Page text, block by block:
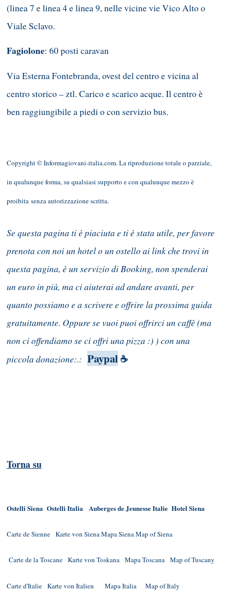
(linea 7 e linea 4 e linea 9, nelle vicine vie Vico Alto o
Viale Sclavo.
Fagiolone: 60 posti caravan
Via Esterna Fontebranda, ovest del centro e vicina al
centro storico – ztl. Carico e scarico acque. Il centro è
ben raggiungibile a piedi o con servizio bus.
Copyright © Informagiovani-italia.com. La riproduzione totale o parziale,
in qualunque forma, su qualsiasi supporto e con qualunque mezzo è
proibita senza autorizzazione scritta.
Se questa pagina ti è piaciuta e ti è stata utile, per favore
prenota con noi un hotel o un ostello ai link che trovi in
questa pagina, è un servizio di Booking, non spenderai
un euro in più, ma ci aiuterai ad andare avanti, per
quanto possiamo e a scrivere e offrire la prossima guida
gratuitamente. Oppure se vuoi puoi offrirci un caffè (ma
non ci offendiamo se ci offri una pizza :) ) con una
piccola donazione:.: Paypal ☕
Torna su
Ostelli Siena Ostelli Italia Auberges de Jeunesse Italie Hotel Siena
Carte de Sienne Karte von Siena Mapa Siena Map of Siena
Carte de la Toscane Karte von Toskana Mapa Toscana Map of Tuscany
Carte d'Italie Karte von Italien Mapa Italia Map of Italy